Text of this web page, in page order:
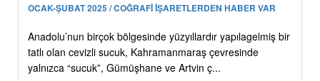
OCAK-ŞUBAT 2025 / COĞRAFİ İŞARETLERDEN HABER VAR
Anadolu’nun birçok bölgesinde yüzyıllardır yapılagelmiş bir
tatlı olan cevizli sucuk, Kahramanmaraş çevresinde
yalnızca “sucuk”, Gümüşhane ve Artvin ç...